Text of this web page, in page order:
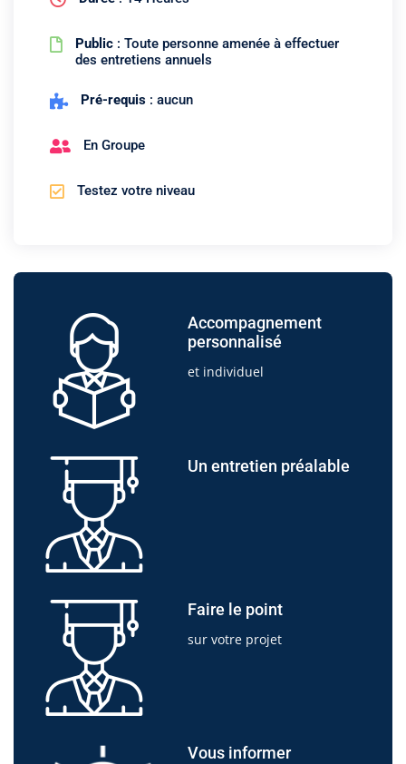
Public : Toute personne amenée à effectuer
des entretiens annuels
Pré-requis : aucun
En Groupe
Testez votre niveau
Accompagnement
personnalisé
et individuel
Un entretien préalable
Faire le point
sur votre projet
Vous informer